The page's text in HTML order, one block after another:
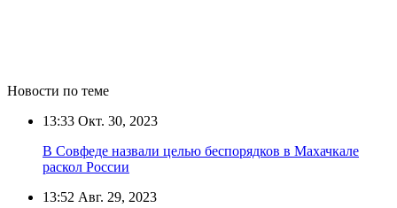
Новости по теме
13:33 Окт. 30, 2023
В Совфеде назвали целью беспорядков в Махачкале
раскол России
13:52 Авг. 29, 2023